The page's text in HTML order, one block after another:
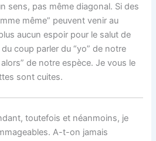
sens, pas même diagonal. Si des
même” peuvent venir au
aucun espoir pour le salut de
coup parler du “yo” de notre
de notre espèce. Je vous le
sont cuites.
toutefois et néanmoins, je
A-t-on jamais